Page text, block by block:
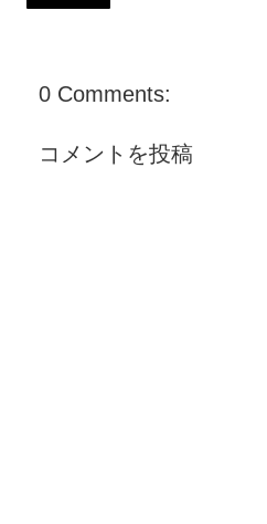
0 Comments:
コメントを投稿